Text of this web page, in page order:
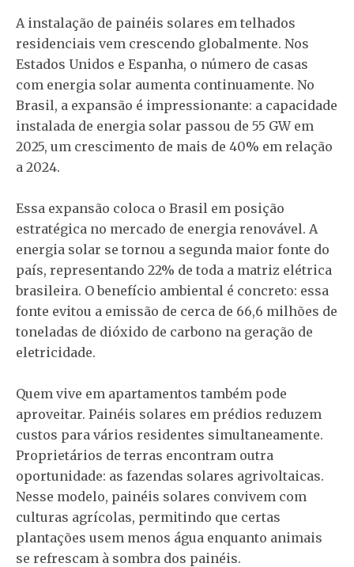
A instalação de painéis solares em telhados
residenciais vem crescendo globalmente. Nos
Estados Unidos e Espanha, o número de casas
com energia solar aumenta continuamente. No
Brasil, a expansão é impressionante: a capacidade
instalada de energia solar passou de 55 GW em
2025, um crescimento de mais de 40% em relação
a 2024.
Essa expansão coloca o Brasil em posição
estratégica no mercado de energia renovável. A
energia solar se tornou a segunda maior fonte do
país, representando 22% de toda a matriz elétrica
brasileira. O benefício ambiental é concreto: essa
fonte evitou a emissão de cerca de 66,6 milhões de
toneladas de dióxido de carbono na geração de
eletricidade.
Quem vive em apartamentos também pode
aproveitar. Painéis solares em prédios reduzem
custos para vários residentes simultaneamente.
Proprietários de terras encontram outra
oportunidade: as fazendas solares agrivoltaicas.
Nesse modelo, painéis solares convivem com
culturas agrícolas, permitindo que certas
plantações usem menos água enquanto animais
se refrescam à sombra dos painéis.